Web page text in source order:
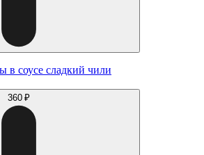
в соусе сладкий чили
360 ₽